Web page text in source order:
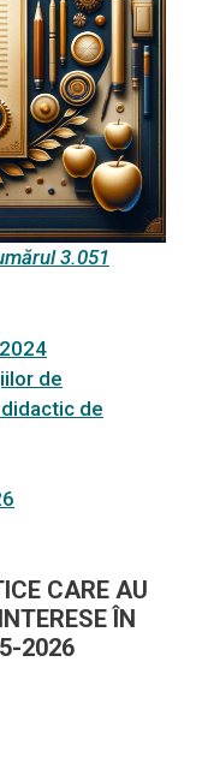
3.051
de
de
CARE AU
ÎN
2026